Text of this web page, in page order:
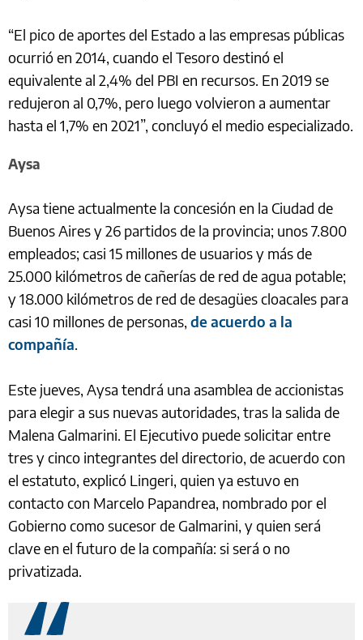
“El pico de aportes del Estado a las empresas públicas
ocurrió en 2014, cuando el Tesoro destinó el
equivalente al 2,4% del PBI en recursos. En 2019 se
redujeron al 0,7%, pero luego volvieron a aumentar
hasta el 1,7% en 2021”, concluyó el medio especializado.
Aysa
Aysa tiene actualmente la concesión en la Ciudad de
Buenos Aires y 26 partidos de la provincia; unos 7.800
empleados; casi 15 millones de usuarios y más de
25.000 kilómetros de cañerías de red de agua potable;
y 18.000 kilómetros de red de desagües cloacales para
casi 10 millones de personas, de acuerdo a la
compañía.
Este jueves, Aysa tendrá una asamblea de accionistas
para elegir a sus nuevas autoridades, tras la salida de
Malena Galmarini. El Ejecutivo puede solicitar entre
tres y cinco integrantes del directorio, de acuerdo con
el estatuto, explicó Lingeri, quien ya estuvo en
contacto con Marcelo Papandrea, nombrado por el
Gobierno como sucesor de Galmarini, y quien será
clave en el futuro de la compañía: si será o no
privatizada.